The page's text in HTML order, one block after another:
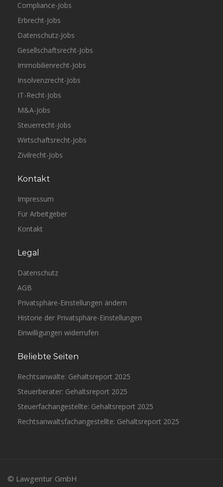
Compliance-Jobs
Erbrecht-Jobs
Datenschutz-Jobs
Gesellschaftsrecht-Jobs
Immobilienrecht-Jobs
Insolvenzrecht-Jobs
IT-Recht-Jobs
M&A-Jobs
Steuerrecht-Jobs
Wirtschaftsrecht-Jobs
Zivilrecht-Jobs
Kontakt
Impressum
Für Arbeitgeber
Kontakt
Legal
Datenschutz
AGB
Privatsphäre-Einstellungen ändern
Historie der Privatsphäre-Einstellungen
Einwilligungen widerrufen
Beliebte Seiten
Rechtsanwälte: Gehaltsreport 2025
Steuerberater: Gehaltsreport 2025
Steuerfachangestellte: Gehaltsreport 2025
Rechtsanwaltsfachangestellte: Gehaltsreport 2025
© Lawgentur GmbH